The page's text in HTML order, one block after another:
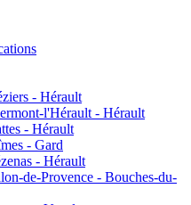
- Hérault
l'Hérault - Hérault
- Hérault
- Gard
- Hérault
de-Provence - Bouches-du-